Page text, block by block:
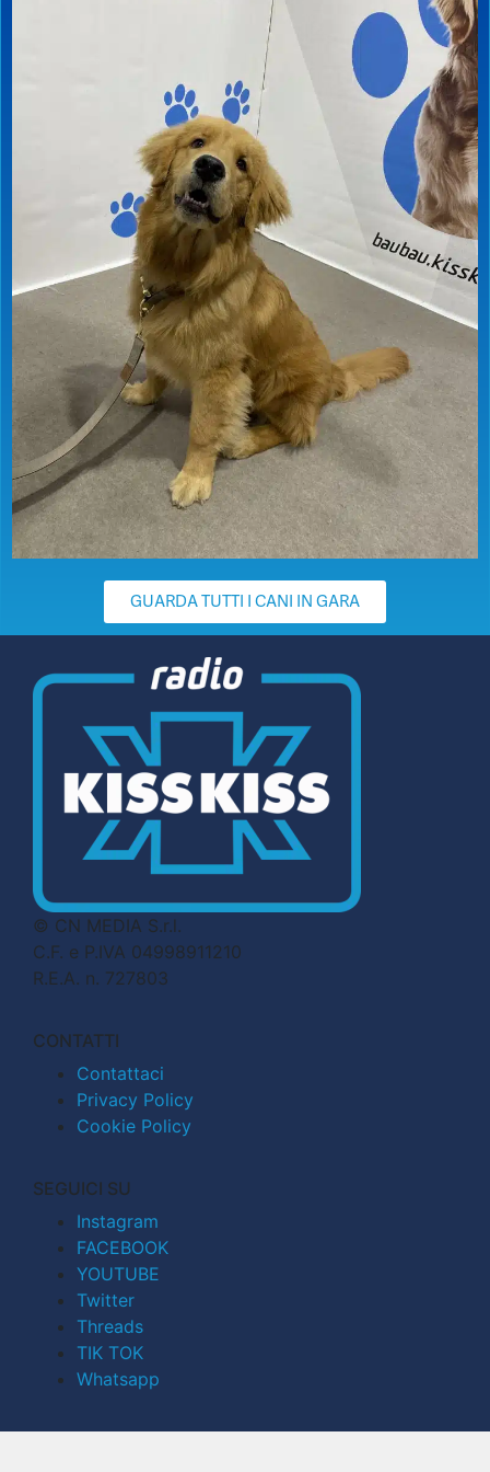
GUARDA TUTTI I CANI IN GARA
© CN MEDIA S.r.l.
C.F. e P.IVA 04998911210
R.E.A. n. 727803
CONTATTI
Contattaci
Privacy Policy
Cookie Policy
SEGUICI SU
Instagram
FACEBOOK
YOUTUBE
Twitter
Threads
TIK TOK
Whatsapp